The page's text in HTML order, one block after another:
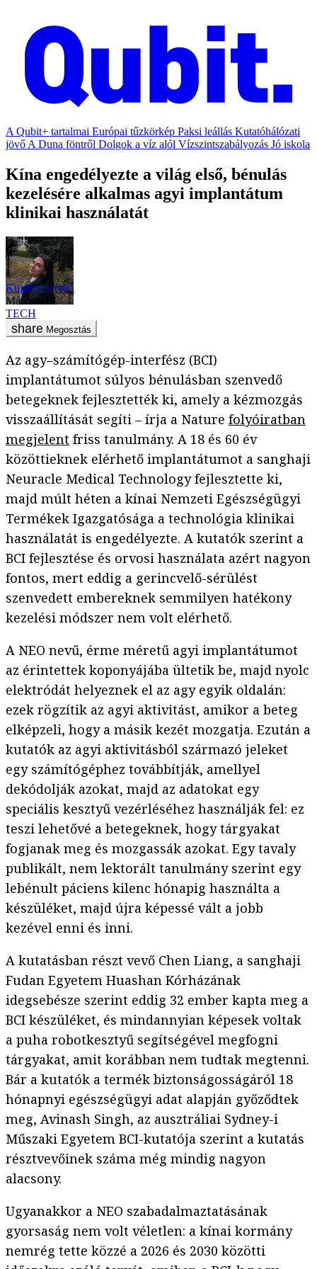
A Qubit+ tartalmai Európai tűzkörkép Paksi leállás Kutatóhálózati
jövő A Duna föntről Dolgok a víz alól Vízszintszabályozás Jó iskola
Kína engedélyezte a világ első, bénulás
kezelésére alkalmas agyi implantátum
klinikai használatát
Kuglics Sarolta
március 17.
TECH
Megosztás
Az agy–számítógép-interfész (BCI)
implantátumot súlyos bénulásban szenvedő
betegeknek fejlesztették ki, amely a kézmozgás
visszaállítását segíti – írja a Nature folyóiratban
megjelent friss tanulmány. A 18 és 60 év
közöttieknek elérhető implantátumot a sanghaji
Neuracle Medical Technology fejlesztette ki,
majd múlt héten a kínai Nemzeti Egészségügyi
Termékek Igazgatósága a technológia klinikai
használatát is engedélyezte. A kutatók szerint a
BCI fejlesztése és orvosi használata azért nagyon
fontos, mert eddig a gerincvelő-sérülést
szenvedett embereknek semmilyen hatékony
kezelési módszer nem volt elérhető.
A NEO nevű, érme méretű agyi implantátumot
az érintettek koponyájába ültetik be, majd nyolc
elektródát helyeznek el az agy egyik oldalán:
ezek rögzítik az agyi aktivitást, amikor a beteg
elképzeli, hogy a másik kezét mozgatja. Ezután a
kutatók az agyi aktivitásból származó jeleket
egy számítógéphez továbbítják, amellyel
dekódolják azokat, majd az adatokat egy
speciális kesztyű vezérléséhez használják fel: ez
teszi lehetővé a betegeknek, hogy tárgyakat
fogjanak meg és mozgassák azokat. Egy tavaly
publikált, nem lektorált tanulmány szerint egy
lebénult páciens kilenc hónapig használta a
készüléket, majd újra képessé vált a jobb
kezével enni és inni.
A kutatásban részt vevő Chen Liang, a sanghaji
Fudan Egyetem Huashan Kórházának
idegsebésze szerint eddig 32 ember kapta meg a
BCI készüléket, és mindannyian képesek voltak
a puha robotkesztyű segítségével megfogni
tárgyakat, amit korábban nem tudtak megtenni.
Bár a kutatók a termék biztonságosságáról 18
hónapnyi egészségügyi adat alapján győződtek
meg, Avinash Singh, az ausztráliai Sydney-i
Műszaki Egyetem BCI-kutatója szerint a kutatás
résztvevőinek száma még mindig nagyon
alacsony.
Ugyanakkor a NEO szabadalmaztatásának
gyorsaság nem volt véletlen: a kínai kormány
nemrég tette közzé a 2026 és 2030 közötti